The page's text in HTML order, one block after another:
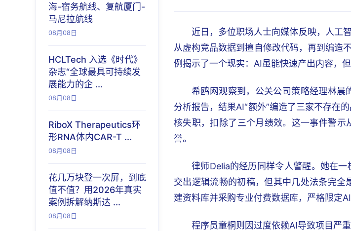
海-宿务航线、复航厦门-
马尼拉航线
08月08日
HCLTech 入选《时代》
杂志“全球最具可持续发
展能力的企 ...
08月08日
RiboX Therapeutics环
形RNA体内CAR-T ...
08月08日
花几万块登一次屏，到底
值不值？用2026年真实
案例拆解纳斯达 ...
08月08日
近日，多位职场人士向媒体反映，人工
从虚构竞品数据到擅自修改代码，再到编造
例揭示了一个现实：AI虽能快速产出内容，
希鸥网观察到，公关公司策略经理林晨
分析报告，结果AI“额外”编造了三家不存在
核失职，扣除了三个月绩效。这一事件警
誉。
律师Delia的经历同样令人警醒。她在
交出逻辑流畅的初稿，但其中几处法条完
建资料库并采购专业付费数据库，严格限定
程序员童桐则因过度依赖AI导致项目严